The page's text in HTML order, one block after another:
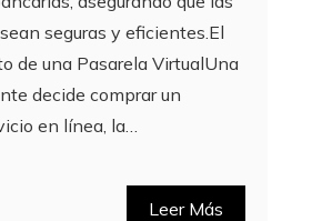
seguras y eficientes.El
de una Pasarela VirtualUna
decide comprar un
en línea, la…
Leer Más